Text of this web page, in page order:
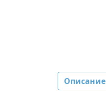
Описание